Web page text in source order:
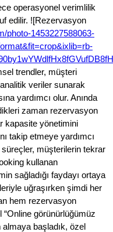
operasyonel verimlilik
edilir. ![Rezervasyon
photo-1453227588063-
trendler, müşteri
veriler sunarak
yardımcı olur. Anında
zaman rezervasyon
kapasite yönetimini
takip etmeye yardımcı
müşterilerin tekrar
kullanan
sağladığı faydayı ortaya
uğraşırken şimdi her
hem rezervasyon
görünürlüğümüz
başladık, özel